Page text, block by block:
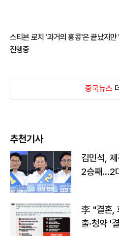
스티븐 로치 '과거의 홍콩'은 끝났지
진행중
중국뉴스
추천기사
김민석,
2승째…2
李 "결혼,
출·청약 '